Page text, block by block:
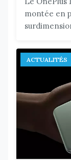
montée en
ACTUALITÉS